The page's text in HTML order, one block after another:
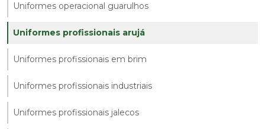
Uniformes operacional guarulhos
Uniformes profissionais arujá
Uniformes profissionais em brim
Uniformes profissionais industriais
Uniformes profissionais jalecos